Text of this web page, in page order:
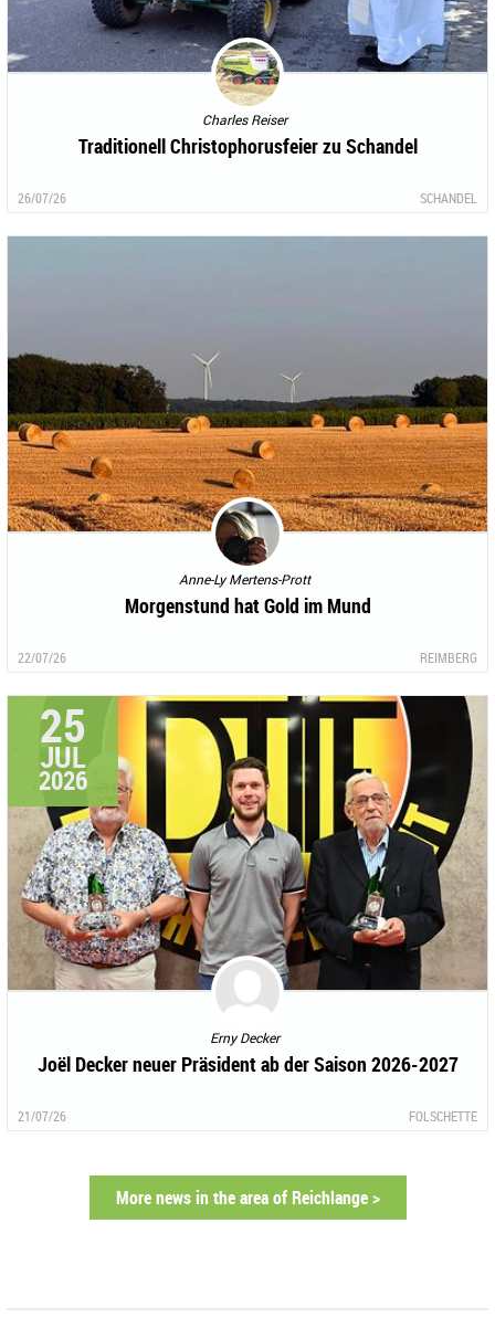
Charles Reiser
Traditionell Christophorusfeier zu Schandel
26/07/26 SCHANDEL
Anne-Ly Mertens-Prott
Morgenstund hat Gold im Mund
22/07/26 REIMBERG
25
JUL
2026
Erny Decker
Joël Decker neuer Präsident ab der Saison 2026-2027
21/07/26 FOLSCHETTE
More news in the area of Reichlange >